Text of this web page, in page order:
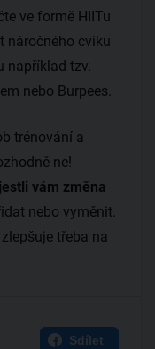
ve formě HIITu
náročného cviku
například tzv.
nebo Burpees.
trénování a
ne!
jestli vám změna
nebo vyměnit.
třeba na
Sdílet